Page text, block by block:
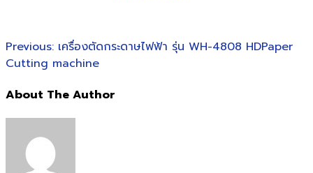
Previous: เครื่องตัดกระดาษไฟฟ้า รุ่น WH-4808 HDPaper
Cutting machine
About The Author